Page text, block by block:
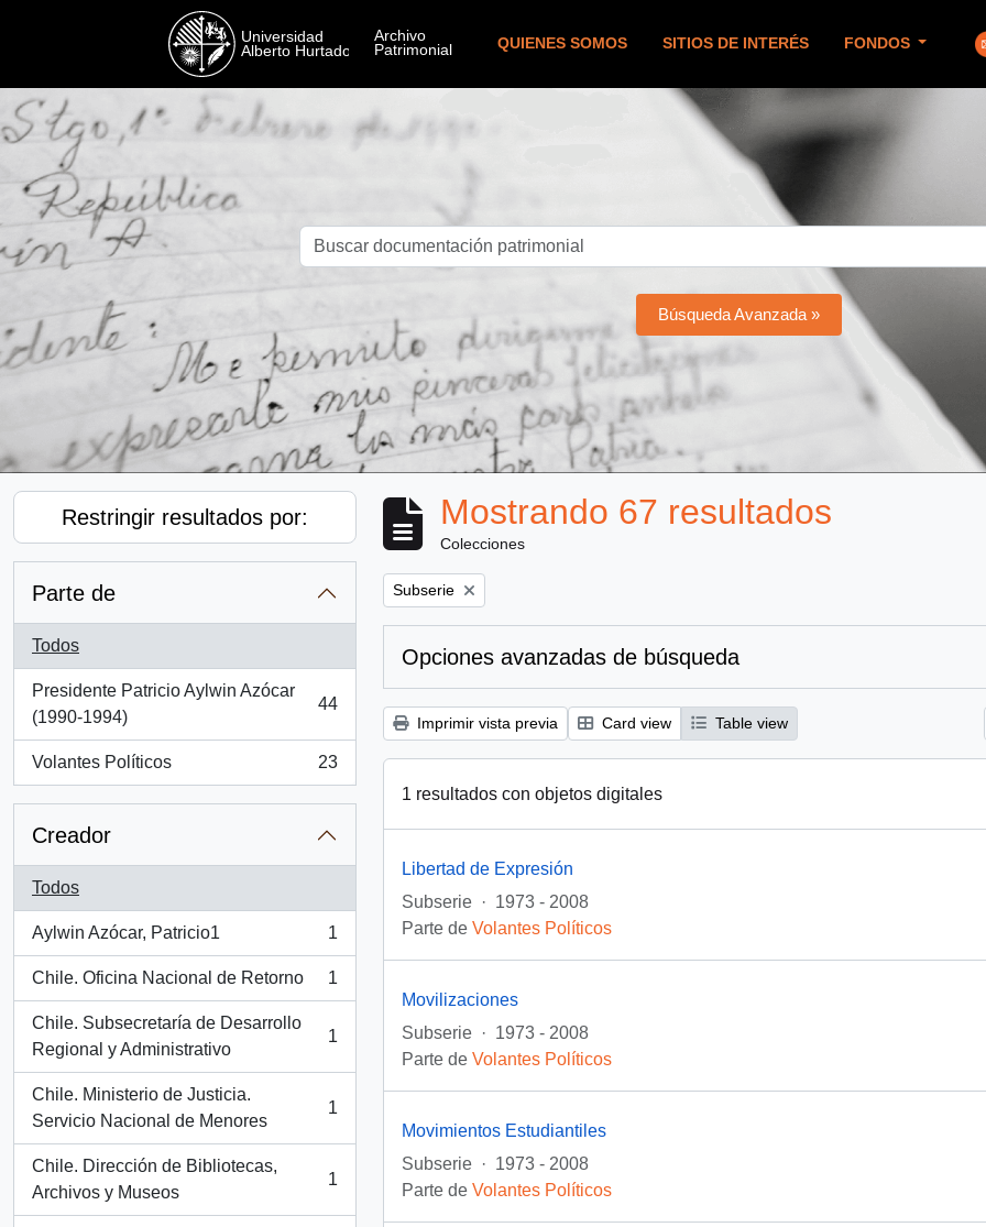
QUIENES SOMOS SITIOS DE INTERÉS FONDOS
Búsqueda Avanzada »
Restringir resultados por:
Parte de
Todos
Presidente Patricio Aylwin Azócar
(1990-1994)
, 44 resultados
44
Volantes Políticos
, 23 resultados
23
Creador
Todos
Aylwin Azócar, Patricio1
, 1 resultados
1
Chile. Oficina Nacional de Retorno
, 1 resultados
1
Chile. Subsecretaría de Desarrollo
Regional y Administrativo
, 1 resultados
1
Chile. Ministerio de Justicia.
Servicio Nacional de Menores
, 1 resultados
1
Chile. Dirección de Bibliotecas,
Archivos y Museos
, 1 resultados
1
Mostrando 67 resultados
Colecciones
Remove filter:
Subserie
Opciones avanzadas de búsqueda
Imprimir vista previa Card view Table view
1 resultados con objetos digitales
Libertad de Expresión
Subserie · 1973 - 2008
Parte de Volantes Políticos
Movilizaciones
Subserie · 1973 - 2008
Parte de Volantes Políticos
Movimientos Estudiantiles
Subserie · 1973 - 2008
Parte de Volantes Políticos